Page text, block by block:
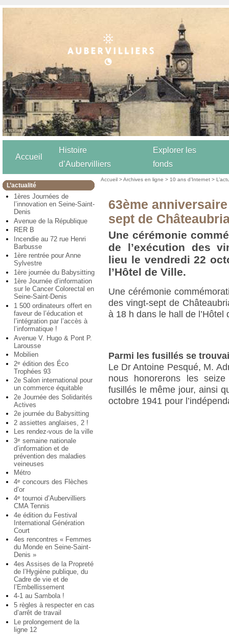
Accueil
Histoire
d’Aubervilliers
Explorer les
fonds
L’actualité
1ères Journées de
l’innovation en Seine-Saint-
Denis
Avenue de la République
RER B
Incendie au 72 rue Henri
Barbusse
1ère rentrée pour Anne
Sylvestre
1ère journée du Babysitting
1ère Journée d’information
sur le Cancer Colorectal en
Seine-Saint-Denis
1 500 ordinateurs offert en
faveur de l’éducation et
l’intégration par l’accès à
l’informatique !
Avenue V. Hugo & Pont P.
Larousse
Mobilien
2e édition des Éco
Trophées 93
2e Salon international pour
un commerce équitable
2e Journée des Solidarités
Actives
2e journée du Babysitting
2 assiettes anglaises, 2 !
Les rendez-vous de la ville
3e semaine nationale
d’information et de
prévention des maladies
veineuses
Métro
4e concours des Flèches
d’or
4e tournoi d’Aubervilliers
CMA Tennis
4e édition du Festival
International Génération
Court
4es rencontres « Femmes
du Monde en Seine-Saint-
Denis »
4es Assises de la Propreté
de l’Hygiène publique, du
Cadre de vie et de
l’Embellissement
4-1 au Sambola !
5 règles à respecter en cas
d’arrêt de travail
Le prolongement de la
ligne 12
Accueil >Archives en ligne > 10 ans d’Internet >
63ème
sept de
Une cérémonie
de l’exécution des
lieu le vendredi 22
l’Hôtel de Ville.
Une cérémonie
des vingt-sept de
à 18 h dans le hall de
Parmi les fusillés se
Le Dr Antoine Pesqué, M.
nous honorerons les
fusillés le même jour, ainsi
octobre 1941 pour